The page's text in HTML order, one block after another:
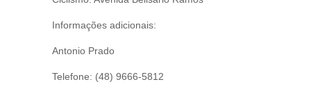
Informações adicionais:
Antonio Prado
Telefone: (48) 9666-5812